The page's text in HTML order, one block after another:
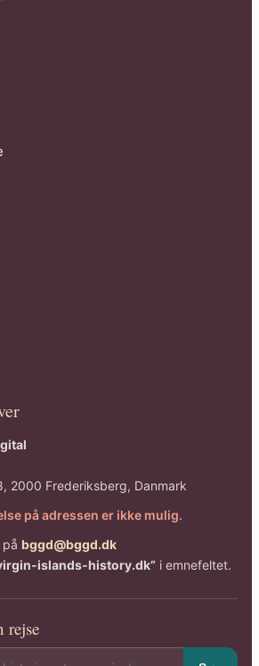
2000 Frederiksberg, Danmark
på adressen er ikke mulig.
bggd@bggd.dk
islands-history.dk” i emnefeltet.
rejse